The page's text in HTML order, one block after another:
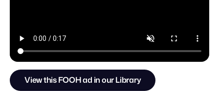
View this FOOH ad in our Library